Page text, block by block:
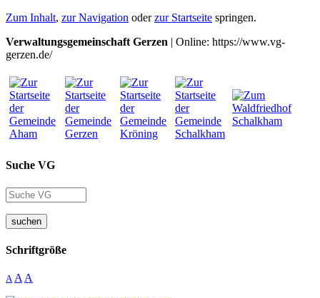
Zum Inhalt, zur Navigation oderzur Startseite springen.
Verwaltungsgemeinschaft Gerzen | Online: https://www.vg-
gerzen.de/
Suche VG
suchen
Schriftgröße
A A A